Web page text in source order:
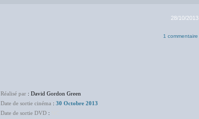
28/10/2013
1 commentaire
Réalisé par : David Gordon Green
Date de sortie cinéma : 30 Octobre 2013
Date de sortie DVD :